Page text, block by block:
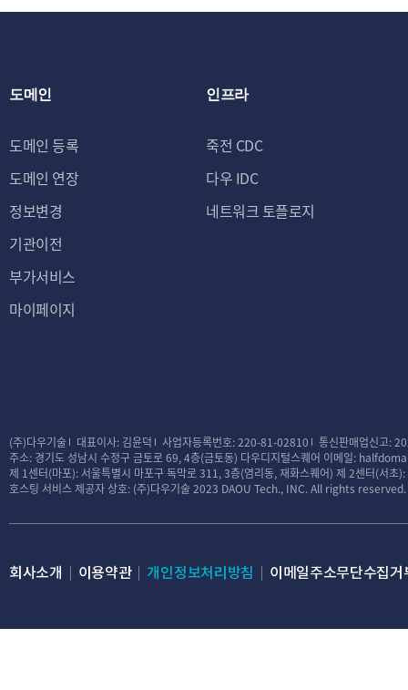
도메인
도메인 등록
도메인 연장
정보변경
기관이전
부가서비스
마이페이지
인프라
죽전 CDC
다우 IDC
네트워크 토플로지
(주)다우기술 대표이사: 김윤덕 사업자등록번호: 220-81-02810
통신판매업신고:
주소: 경기도 성남시 수정구 금토로 69, 4층(금토동) 다우디지털스퀘어 이메일:
제 1센터(마포): 서울특별시 마포구 독막로 311, 3층(염리동, 재화스퀘어) 제 2센터(서초
호스팅 서비스 제공자 상호: (주)다우기술2023 DAOU Tech., INC. All rights reserved.
회사소개 이용약관 개인정보처리방침 이메일주소무단수집거